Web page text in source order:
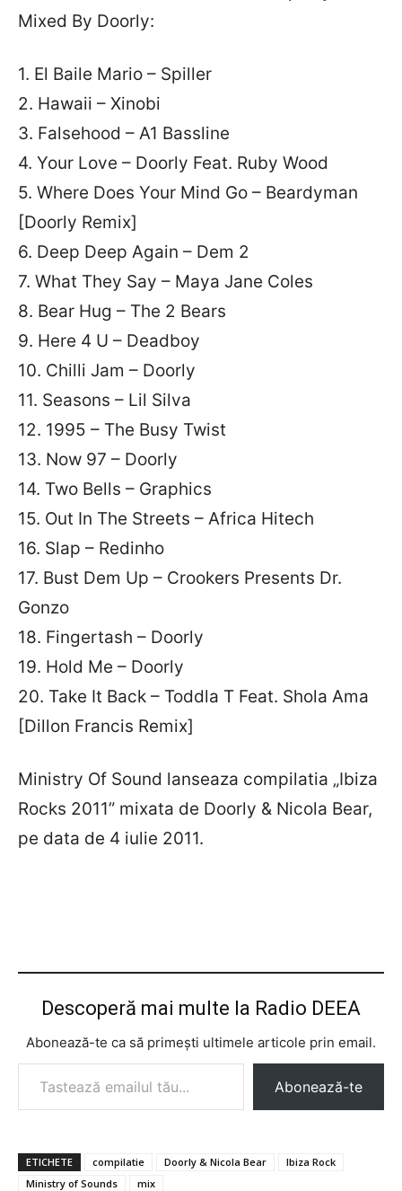
Mixed By Doorly:
1. El Baile Mario – Spiller
2. Hawaii – Xinobi
3. Falsehood – A1 Bassline
4. Your Love – Doorly Feat. Ruby Wood
5. Where Does Your Mind Go – Beardyman
[Doorly Remix]
6. Deep Deep Again – Dem 2
7. What They Say – Maya Jane Coles
8. Bear Hug – The 2 Bears
9. Here 4 U – Deadboy
10. Chilli Jam – Doorly
11. Seasons – Lil Silva
12. 1995 – The Busy Twist
13. Now 97 – Doorly
14. Two Bells – Graphics
15. Out In The Streets – Africa Hitech
16. Slap – Redinho
17. Bust Dem Up – Crookers Presents Dr.
Gonzo
18. Fingertash – Doorly
19. Hold Me – Doorly
20. Take It Back – Toddla T Feat. Shola Ama
[Dillon Francis Remix]
Ministry Of Sound lanseaza compilatia „Ibiza
Rocks 2011” mixata de Doorly & Nicola Bear,
pe data de 4 iulie 2011.
Descoperă mai multe la Radio DEEA
Abonează-te ca să primești ultimele articole prin email.
Tastează emailul tău...
Abonează-te
ETICHETE compilatie Doorly & Nicola Bear
Ibiza Rock
Ministry of Sounds
mix